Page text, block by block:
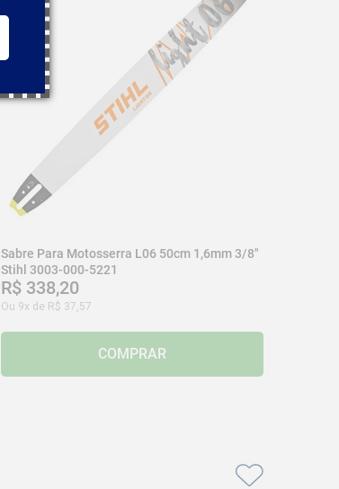
Sabre Para Motosserra L06 50cm 1,6mm 3/8"
Stihl 3003-000-5221
R$ 338,20
Ou 9x de R$ 37,57
COMPRAR